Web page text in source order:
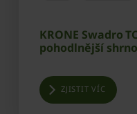
KRONE Swadro
pohodlnější
ZJISTIT VÍC